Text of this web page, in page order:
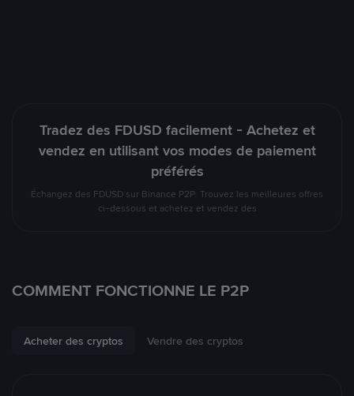
Tradez des FDUSD facilement - Achetez et
vendez en utilisant vos modes de paiement
préférés
Échangez des FDUSD sur Binance P2P. Trouvez les meilleures offres
ci-dessous et achetez et vendez des
COMMENT FONCTIONNE LE P2P
Acheter des cryptos Vendre des cryptos